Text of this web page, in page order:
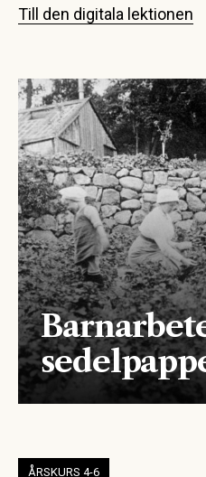
Till den digitala lektionen
ÅRSKURS 4-6